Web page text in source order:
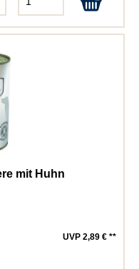
mit Huhn
UVP 2,89 € **